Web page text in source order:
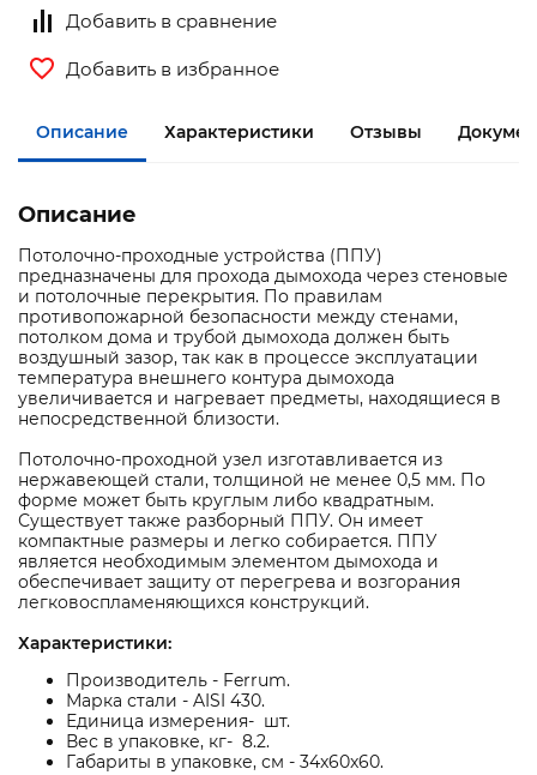
Добавить в сравнение
Добавить в избранное
Описание Характеристики Отзывы
Описание
Потолочно-проходные устройства (ППУ)
предназначены для прохода дымохода через стеновые
и потолочные перекрытия. По правилам
противопожарной безопасности между стенами,
потолком дома и трубой дымохода должен быть
воздушный зазор, так как в процессе эксплуатации
температура внешнего контура дымохода
увеличивается и нагревает предметы, находящиеся в
непосредственной близости.
Потолочно-проходной узел изготавливается из
нержавеющей стали, толщиной не менее 0,5 мм. По
форме может быть круглым либо квадратным.
Существует также разборный ППУ. Он имеет
компактные размеры и легко собирается. ППУ
является необходимым элементом дымохода и
обеспечивает защиту от перегрева и возгорания
легковоспламеняющихся конструкций.
Характеристики:
Производитель - Ferrum.
Марка стали - AISI 430.
Единица измерения- шт.
Вес в упаковке, кг- 8.2.
Габариты в упаковке, см - 34x60x60.